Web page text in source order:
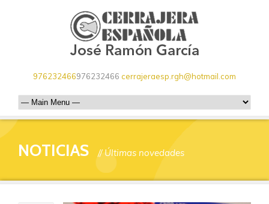
976232466976232466 cerrajeraesp.rgh@hotmail.com
NOTICIAS // Últimas novedades